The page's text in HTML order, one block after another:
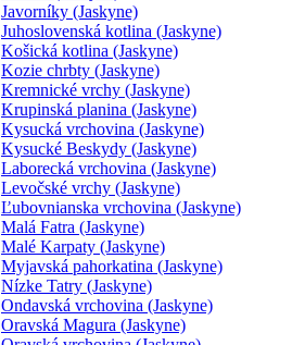
Javorníky (Jaskyne)
Juhoslovenská kotlina (Jaskyne)
Košická kotlina (Jaskyne)
Kozie chrbty (Jaskyne)
Kremnické vrchy (Jaskyne)
Krupinská planina (Jaskyne)
Kysucká vrchovina (Jaskyne)
Kysucké Beskydy (Jaskyne)
Laborecká vrchovina (Jaskyne)
Levočské vrchy (Jaskyne)
Ľubovnianska vrchovina (Jaskyne)
Malá Fatra (Jaskyne)
Malé Karpaty (Jaskyne)
Myjavská pahorkatina (Jaskyne)
Nízke Tatry (Jaskyne)
Ondavská vrchovina (Jaskyne)
Oravská Magura (Jaskyne)